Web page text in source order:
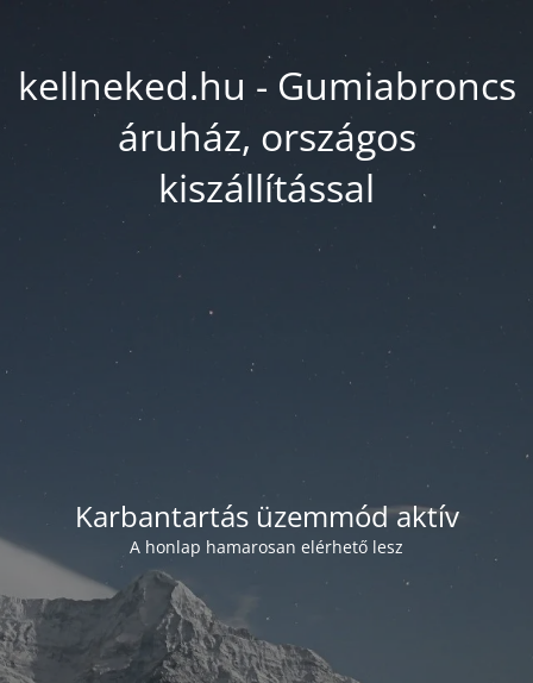
kellneked.hu - Gumiabroncs
áruház, országos
kiszállítással
Karbantartás üzemmód aktív
A honlap hamarosan elérhető lesz